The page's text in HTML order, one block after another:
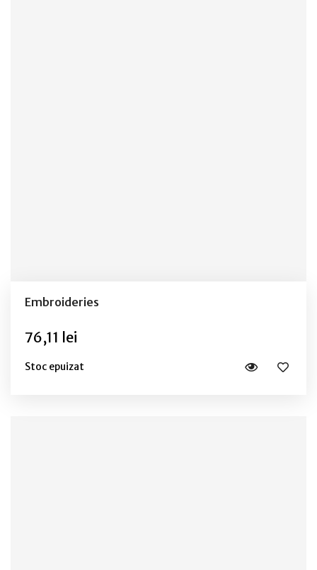
Embroideries
76,11 lei
Stoc epuizat